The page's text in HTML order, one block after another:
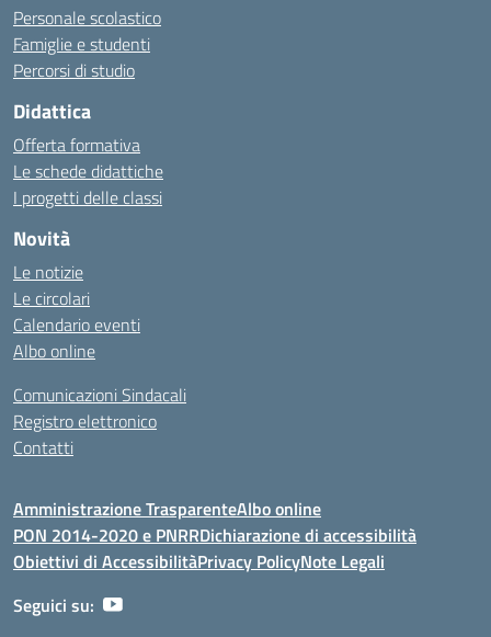
Personale scolastico
Famiglie e studenti
Percorsi di studio
Didattica
Offerta formativa
Le schede didattiche
I progetti delle classi
Novità
Le notizie
Le circolari
Calendario eventi
Albo online
Comunicazioni Sindacali
Registro elettronico
Contatti
Amministrazione TrasparenteAlbo online
PON 2014-2020 e PNRRDichiarazione di accessibilità
Obiettivi di AccessibilitàPrivacy PolicyNote Legali
Seguici su: